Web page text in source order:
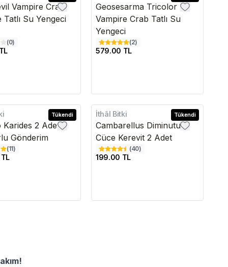
Vampire Crab
Tatlı Su Yengeci
(0)
Geosesarma Tricolor
Vampire Crab Tatlı Su
Yengeci
(2)
579.00 TL
Tükendi
Karides 2 Adet
Gönderim
(11)
Tükendi
İthâl Bitki
Cambarellus Diminutus
Cüce Kerevit 2 Adet
(40)
199.00 TL